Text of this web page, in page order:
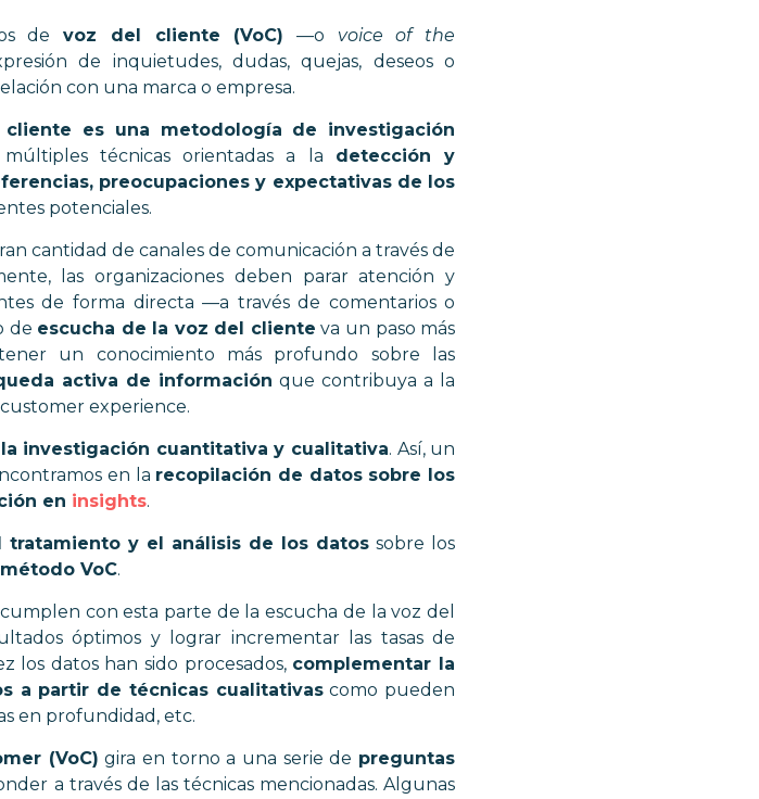
devoz del cliente (VoC) —o voice of the
de inquietudes, dudas, quejas, deseos o
con una marca o empresa.
es una metodología de investigación
múltiples técnicas orientadas a la detección y
preocupaciones y expectativas de los
potenciales.
cantidad de canales de comunicación a través de
las organizaciones deben parar atención y
de forma directa —a través de comentarios o
de escucha de la voz del cliente va un paso más
un conocimiento más profundo sobre las
activa de información que contribuya a la
experience.
investigación cuantitativa y cualitativa. Así, un
en la recopilación de datos sobre los
en insights.
tratamiento y el análisis de los datos sobre los
VoC.
con esta parte de la escucha de la voz del
óptimos y lograr incrementar las tasas de
los datos han sido procesados, complementar la
a partir de técnicas cualitativascomo pueden
en profundidad, etc.
(VoC) gira en torno a una serie de preguntas
a través de las técnicas mencionadas. Algunas